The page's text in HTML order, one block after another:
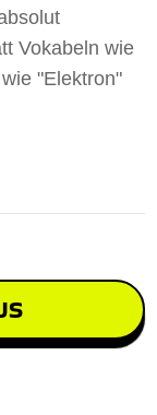
Vokabeln wie
"Elektron"